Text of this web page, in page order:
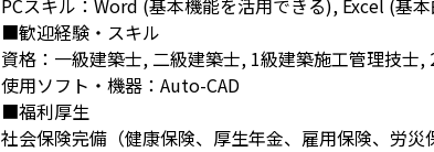
PCスキル：Word (基本機能を活用できる), Excel (基
■歓迎経験・スキル
資格：一級建築士, 二級建築士, 1級建築施工管理技士,
使用ソフト・機器：Auto-CAD
■福利厚生
社会保険完備（健康保険、厚生年金、雇用保険、労災